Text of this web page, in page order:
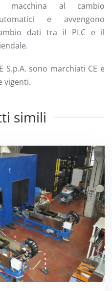
macchina al cambio
e avvengono
dati tra il PLC e il
S.p.A. sono marchiati CE e
vigenti.
simili